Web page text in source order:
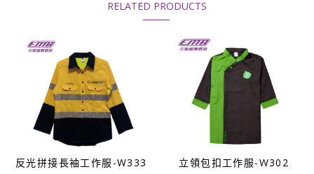
RELATED PRODUCTS
反光拼接長袖工作服-W333 立領包扣工作服-W302